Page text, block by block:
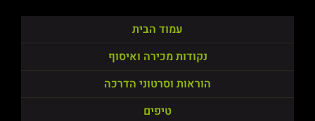
עמוד הבית
נקודות מכירה ואיסוף
הוראות וסרטוני הדרכה
טיפים